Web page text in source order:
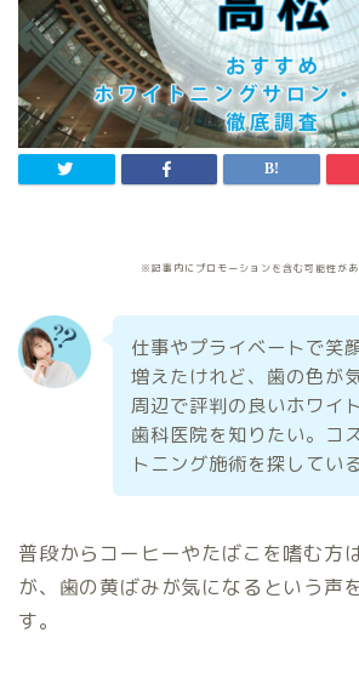
※記事内にプロモーションを含む可能性があ
仕事やプライベートで笑
増えたけれど、歯の色が
周辺で評判の良いホワイ
歯科医院を知りたい。コ
トニング施術を探している
普段からコーヒーやたばこを嗜む方
が、歯の黄ばみが気になるという声
す。